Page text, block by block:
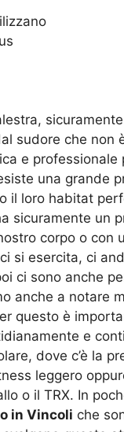
sudore che non
e
una grande
il loro habitat
sicuramente
corpo o con
si esercita, ci
ci sono anche
anche a notare
questo è
e
dove c’è la
leggero
o il TRX. In
in Vincoli che